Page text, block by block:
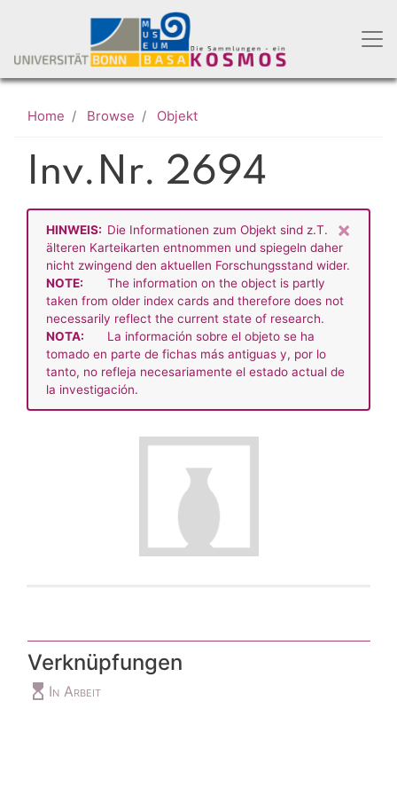
main
content
Home Browse Objekt
Inv.Nr. 2694
×
HINWEIS: Die Informationen zum Objekt sind z.T.
älteren Karteikarten entnommen und spiegeln daher
nicht zwingend den aktuellen Forschungsstand wider.
NOTE:
The information on the object is partly
taken from older index cards and therefore does not
necessarily reflect the current state of research.
NOTA:
La información sobre el objeto se ha
tomado en parte de fichas más antiguas y, por lo
tanto, no refleja necesariamente el estado actual de
la investigación.
Verknüpfungen
hourglass_top In Arbeit